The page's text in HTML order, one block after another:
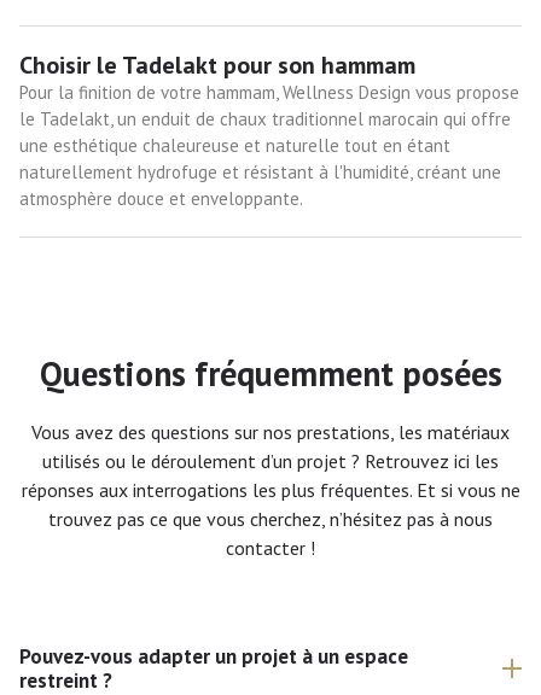
Choisir le Tadelakt pour son hammam
Pour la finition de votre hammam, Wellness Design vous propose
le Tadelakt, un enduit de chaux traditionnel marocain qui offre
une esthétique chaleureuse et naturelle tout en étant
naturellement hydrofuge et résistant à l'humidité, créant une
atmosphère douce et enveloppante.
Questions fréquemment posées
Vous avez des questions sur nos prestations, les matériaux
utilisés ou le déroulement d’un projet ? Retrouvez ici les
réponses aux interrogations les plus fréquentes. Et si vous ne
trouvez pas ce que vous cherchez, n’hésitez pas à nous
contacter !
Pouvez-vous adapter un projet à un espace
restreint ?